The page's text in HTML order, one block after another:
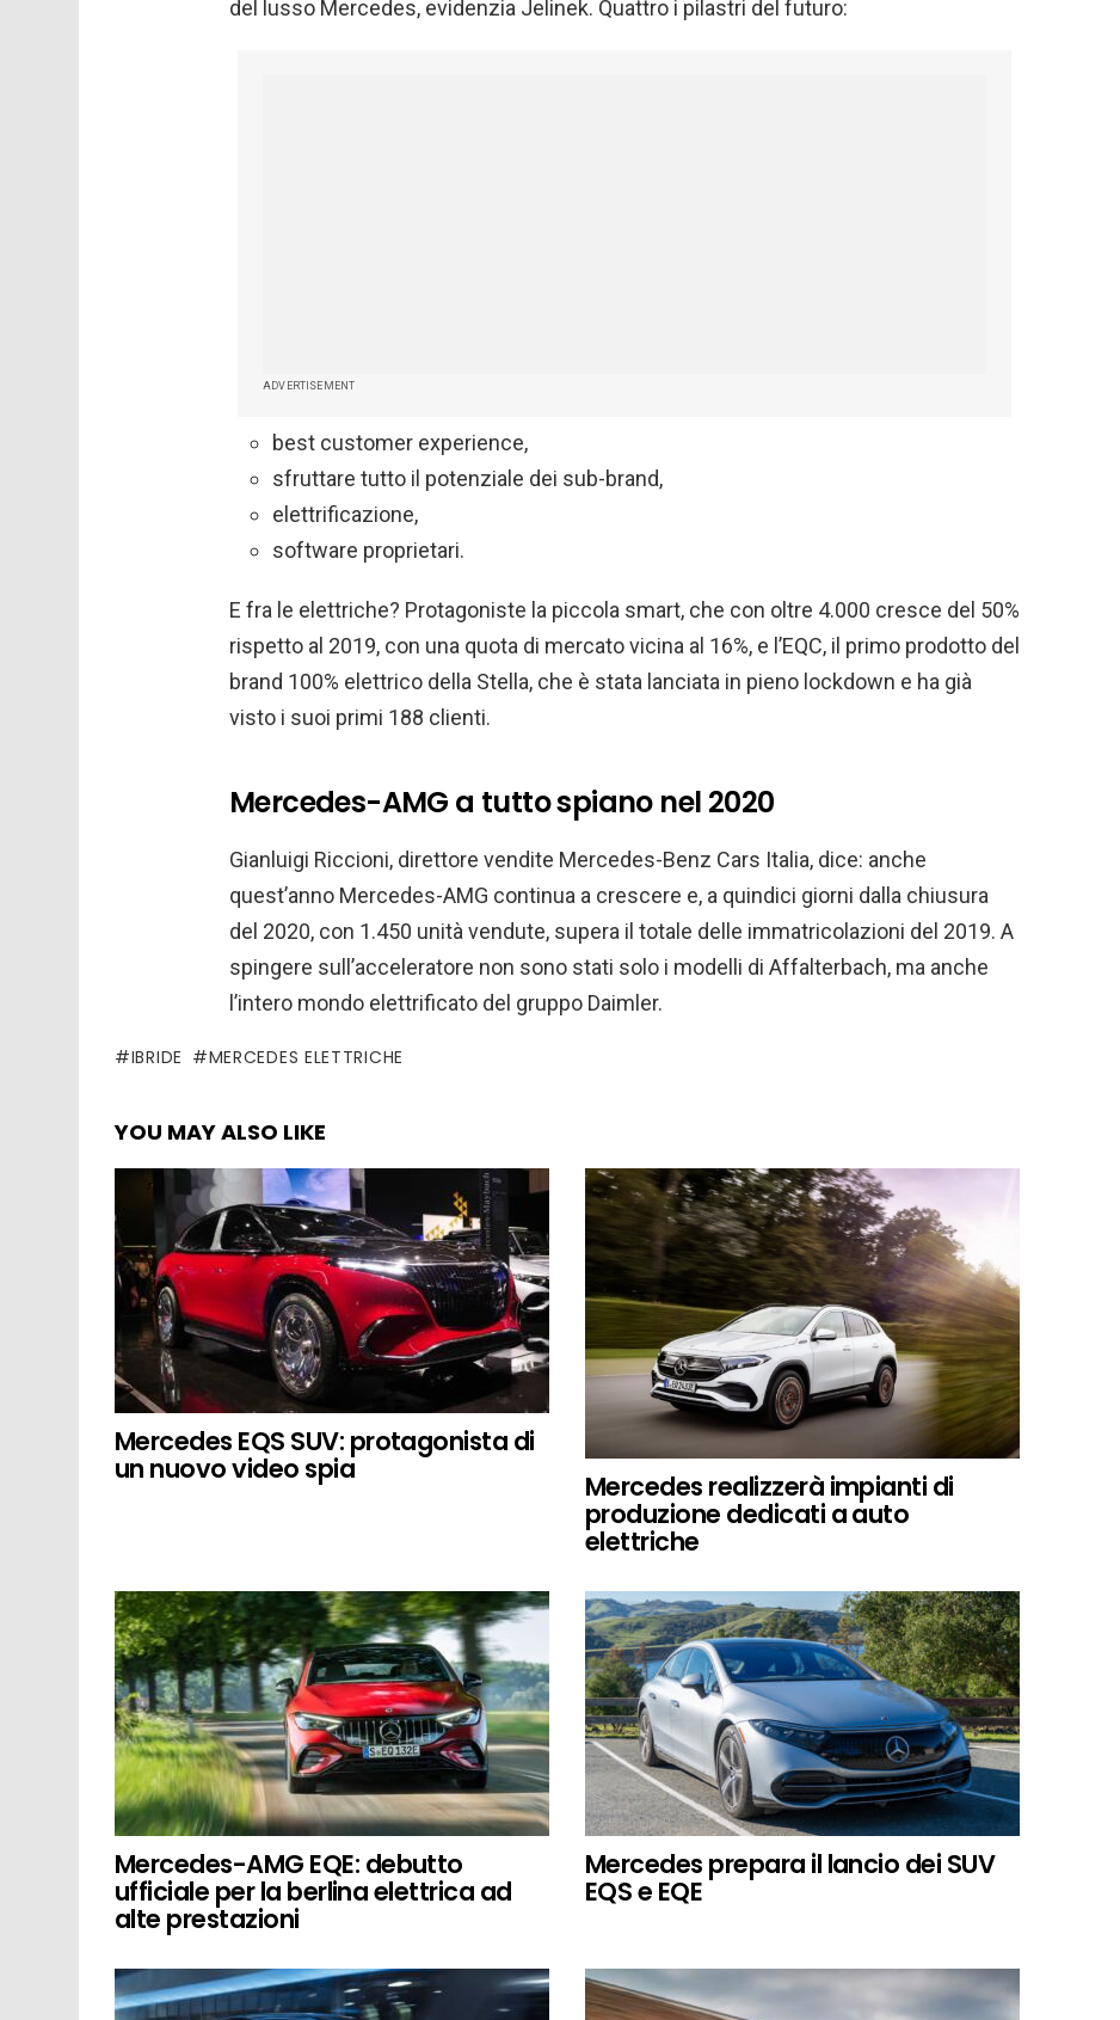
del lusso Mercedes, evidenzia Jelinek. Quattro i pilastri del futuro:
ADVERTISEMENT
best customer experience,
sfruttare tutto il potenziale dei sub-brand,
elettrificazione,
software proprietari.
E fra le elettriche? Protagoniste la piccola smart, che con oltre 4.000 cresce del 50%
rispetto al 2019, con una quota di mercato vicina al 16%, e l’EQC, il primo prodotto del
brand 100% elettrico della Stella, che è stata lanciata in pieno lockdown e ha già
visto i suoi primi 188 clienti.
Mercedes-AMG a tutto spiano nel 2020
Gianluigi Riccioni, direttore vendite Mercedes-Benz Cars Italia, dice: anche
quest’anno Mercedes-AMG continua a crescere e, a quindici giorni dalla chiusura
del 2020, con 1.450 unità vendute, supera il totale delle immatricolazioni del 2019. A
spingere sull’acceleratore non sono stati solo i modelli di Affalterbach, ma anche
l’intero mondo elettrificato del gruppo Daimler.
IBRIDE MERCEDES ELETTRICHE
YOU MAY ALSO LIKE
Mercedes EQS SUV: protagonista di
un nuovo video spia
Mercedes realizzerà impianti di
produzione dedicati a auto
elettriche
Mercedes-AMG EQE: debutto
ufficiale per la berlina elettrica ad
alte prestazioni
Mercedes prepara il lancio dei SUV
EQS e EQE